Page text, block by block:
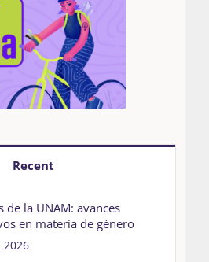
Recent
de la UNAM: avances
en materia de género
2026